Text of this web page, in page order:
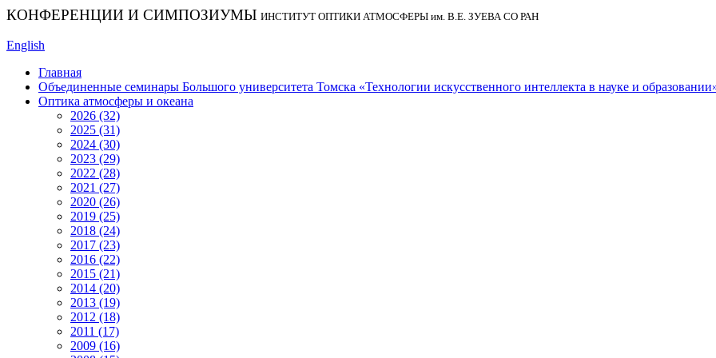
КОНФЕРЕНЦИИ И СИМПОЗИУМЫ ИНСТИТУТ ОПТИКИ АТМОСФЕРЫ им. В.Е. ЗУЕВА СО РАН
English
Главная
Объединенные семинары Большого университета Томска «Технологии искусственного интеллекта в науке и
Оптика атмосферы и океана
2026 (32)
2025 (31)
2024 (30)
2023 (29)
2022 (28)
2021 (27)
2020 (26)
2019 (25)
2018 (24)
2017 (23)
2016 (22)
2015 (21)
2014 (20)
2013 (19)
2012 (18)
2011 (17)
2009 (16)